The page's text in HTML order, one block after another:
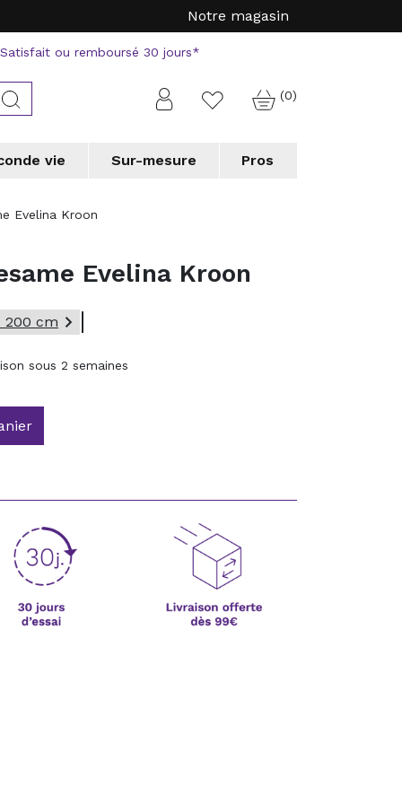
Notre magasin
Satisfait ou remboursé 30 jours*
Connexion
Favorite (0)
Tapis forme originale
chic collection
professionnels
Tapis forme originale
chic collection
vie Sur-mesure
professionnels
Pros
Evelina Kroon
Evelina Kroon
200 cm 
sous 2 semaines